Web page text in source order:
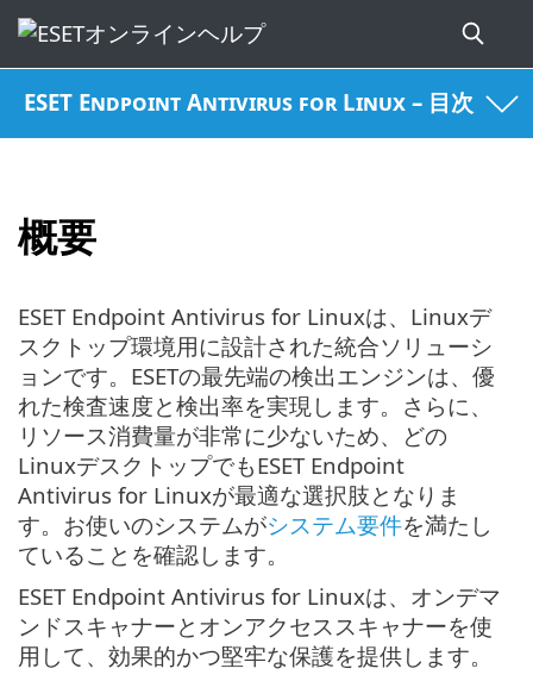
ESET Endpoint Antivirus for Linux – 目次
概要
ESET Endpoint Antivirus for Linuxは、Linuxデ
スクトップ環境用に設計された統合ソリューシ
ョンです。ESETの最先端の検出エンジンは、優
れた検査速度と検出率を実現します。さらに、
リソース消費量が非常に少ないため、どの
LinuxデスクトップでもESET Endpoint
Antivirus for Linuxが最適な選択肢となりま
す。お使いのシステムがシステム要件を満たし
ていることを確認します。
ESET Endpoint Antivirus for Linuxは、オンデマ
ンドスキャナーとオンアクセススキャナーを使
用して、効果的かつ堅牢な保護を提供します。